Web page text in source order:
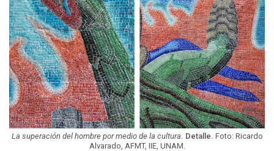
La superación del hombre por medio de la cultura . Detalle. Foto: Ricardo
Alvarado, AFMT, IIE, UNAM.